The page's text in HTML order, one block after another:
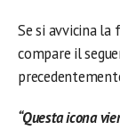
Se si avvicina la
compare il
“Questa icona